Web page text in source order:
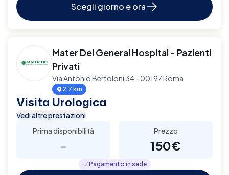
Scegli giorno e ora
Mater Dei General Hospital - Pazienti
Privati
Via Antonio Bertoloni 34 - 00197 Roma
2.7 km
Visita Urologica
Vedi altre prestazioni
Prima disponibilità
-
Prezzo
150€
Pagamento in sede